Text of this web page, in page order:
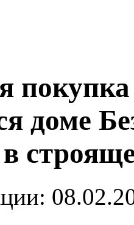
доме